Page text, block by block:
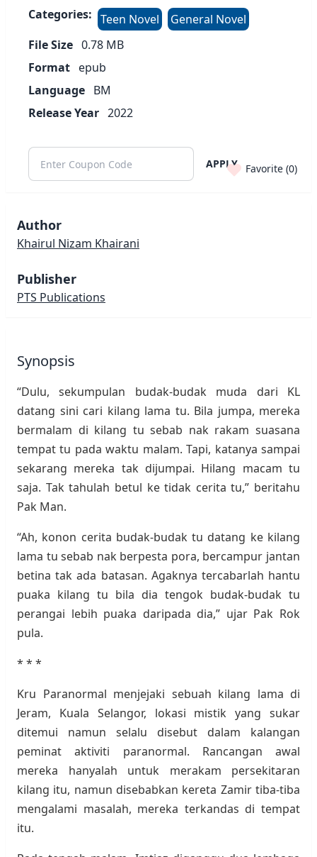
Categories: Teen Novel
General Novel
File Size 0.78 MB
Format epub
Language BM
Release Year 2022
APPLY Favorite (0)
Author
Khairul Nizam Khairani
Publisher
PTS Publications
Synopsis
“Dulu, sekumpulan budak-budak muda dari KL
datang sini cari kilang lama tu. Bila jumpa, mereka
bermalam di kilang tu sebab nak rakam suasana
tempat tu pada waktu malam. Tapi, katanya sampai
sekarang mereka tak dijumpai. Hilang macam tu
saja. Tak tahulah betul ke tidak cerita tu,” beritahu
Pak Man.
“Ah, konon cerita budak-budak tu datang ke kilang
lama tu sebab nak berpesta pora, bercampur jantan
betina tak ada batasan. Agaknya tercabarlah hantu
puaka kilang tu bila dia tengok budak-budak tu
perangai lebih puaka daripada dia,” ujar Pak Rok
pula.
* * *
Kru Paranormal menjejaki sebuah kilang lama di
Jeram, Kuala Selangor, lokasi mistik yang sukar
ditemui namun selalu disebut dalam kalangan
peminat aktiviti paranormal. Rancangan awal
mereka hanyalah untuk merakam persekitaran
kilang itu, namun disebabkan kereta Zamir tiba-tiba
mengalami masalah, mereka terkandas di tempat
itu.